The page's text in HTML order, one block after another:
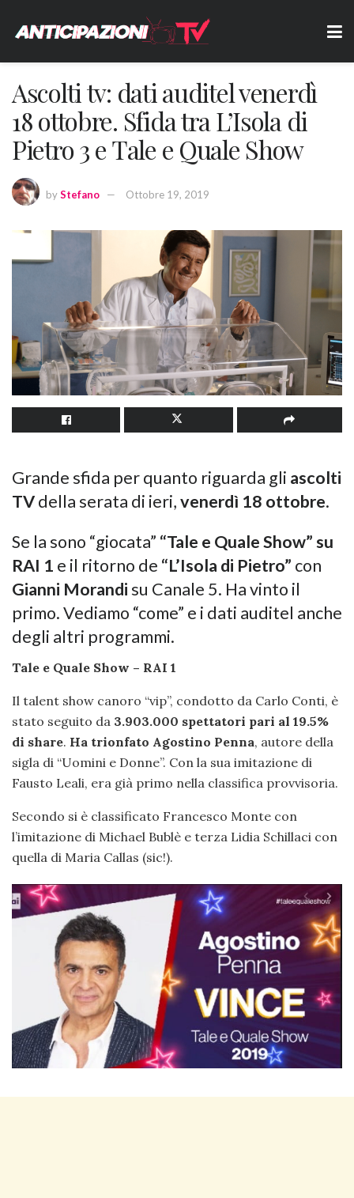
Ascolti tv: dati auditel venerdì
18 ottobre. Sfida tra L’Isola di
Pietro 3 e Tale e Quale Show
byStefano Ottobre 19, 2019
Grande sfida per quanto riguarda gli ascolti
TVdella serata di ieri,venerdì 18 ottobre.
Se la sono “giocata” “Tale e Quale Show” su
RAI 1 e il ritorno de “L’Isola di Pietro” con
Gianni Morandi su Canale 5. Ha vinto il
primo. Vediamo “come” e i dati auditel anche
degli altri programmi.
Tale e Quale Show – RAI 1
Il talent show canoro “vip”, condotto da Carlo Conti, è
stato seguito da 3.903.000 spettatori pari al 19.5%
di share. Ha trionfato Agostino Penna, autore della
sigla di “Uomini e Donne”. Con la sua imitazione di
Fausto Leali, era già primo nella classifica provvisoria.
Secondo si è classificato Francesco Monte con
l’imitazione di Michael Bublè e terza Lidia Schillaci con
quella di Maria Callas (sic!).